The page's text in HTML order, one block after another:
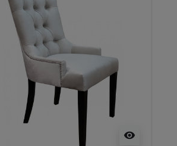
visibility